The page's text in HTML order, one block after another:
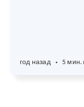
год назад • 5 мин.